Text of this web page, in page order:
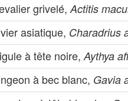
grivelé,Actitis
asiatique, Charadrius
à tête noire,Aythya
à bec blanc, Gavia